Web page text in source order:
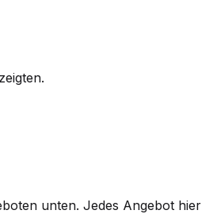
unten. Jedes Angebot hier